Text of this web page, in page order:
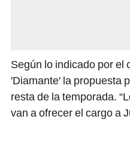
Según lo indicado por el
'Diamante' la propuesta
resta de la temporada.
van a ofrecer el cargo a